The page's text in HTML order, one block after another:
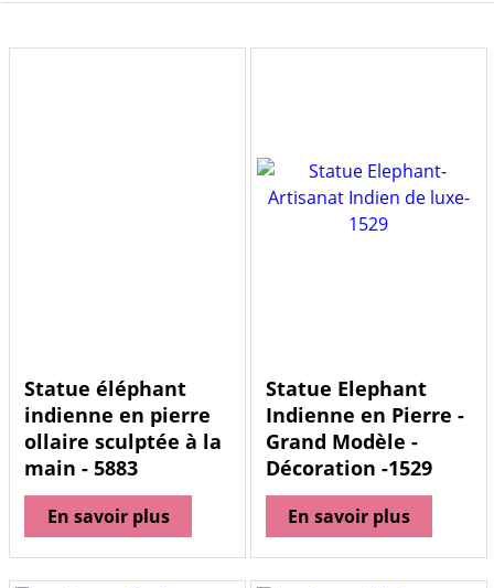
Statue éléphant
indienne en pierre
ollaire sculptée à la
main - 5883
En savoir plus
Statue Elephant
Indienne en Pierre -
Grand Modèle -
Décoration -1529
En savoir plus